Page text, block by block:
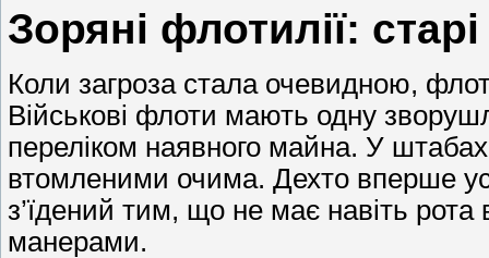
Зоряні флотилії:
Коли загроза стала очевидною,
Військові флоти мають одну
переліком наявного майна. У штабах
втомленими очима. Дехто вперше
з’їдений тим, що не має навіть
манерами.